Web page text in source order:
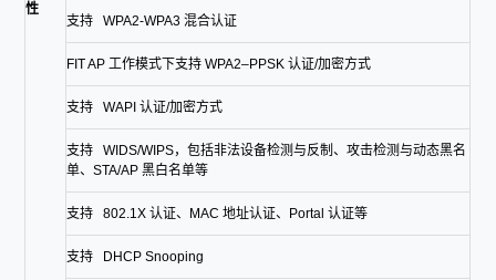
性
支持 WPA2-WPA3 混合认证
FIT AP 工作模式下支持 WPA2–PPSK 认证/加密方式
支持 WAPI 认证/加密方式
支持 WIDS/WIPS，包括非法设备检测与反制、攻击检测与动态黑名
单、STA/AP 黑白名单等
支持 802.1X 认证、MAC 地址认证、Portal 认证等
支持 DHCP Snooping